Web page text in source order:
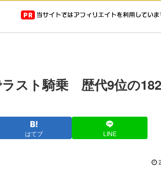
ラスト騎乗 歴代9位の
はてブ LINE